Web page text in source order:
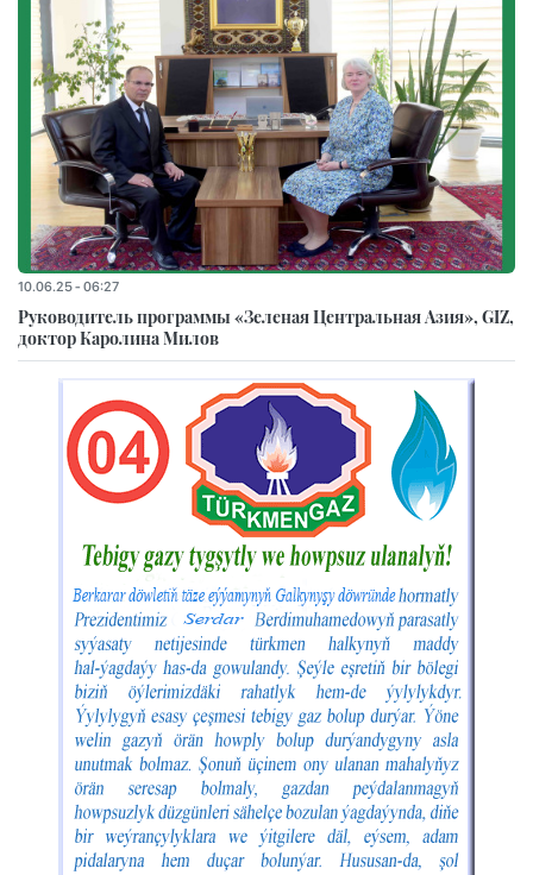
10.06.25 - 06:27
Руководитель программы «Зеленая Центральная Азия», GIZ,
доктор Каролина Милов